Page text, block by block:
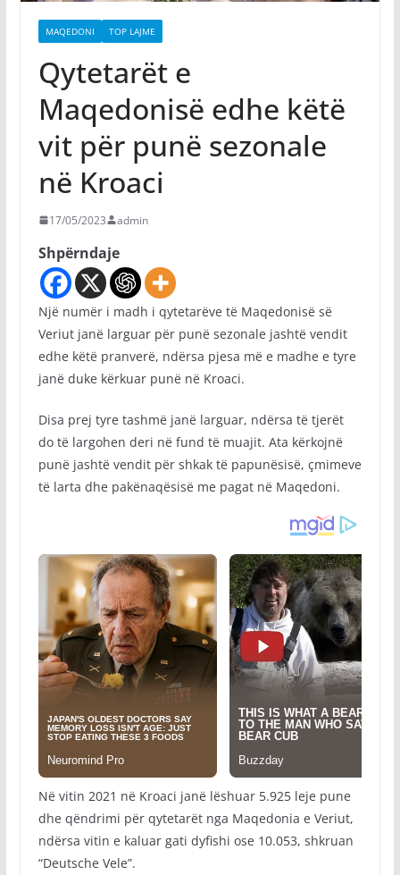
MAQEDONI TOP LAJME
Qytetarët e
Maqedonisë edhe këtë
vit për punë sezonale
në Kroaci
17/05/2023 admin
Shpërndaje
Një numër i madh i qytetarëve të Maqedonisë së
Veriut janë larguar për punë sezonale jashtë vendit
edhe këtë pranverë, ndërsa pjesa më e madhe e tyre
janë duke kërkuar punë në Kroaci.
Disa prej tyre tashmë janë larguar, ndërsa të tjerët
do të largohen deri në fund të muajit. Ata kërkojnë
punë jashtë vendit për shkak të papunësisë, çmimeve
të larta dhe pakënaqësisë me pagat në Maqedoni.
Në vitin 2021 në Kroaci janë lëshuar 5.925 leje pune
dhe qëndrimi për qytetarët nga Maqedonia e Veriut,
ndërsa vitin e kaluar gati dyfishi ose 10.053, shkruan
“Deutsche Vele”.